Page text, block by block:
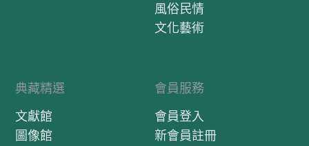
風俗民情
文化藝術
典藏精選
文獻館
圖像館
會員服務
會員登入
新會員註冊